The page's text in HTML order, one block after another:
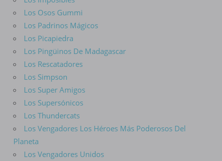
Los Osos Gummi
Los Padrinos Mágicos
Los Picapiedra
Los Pingüinos De Madagascar
Los Rescatadores
Los Simpson
Los Super Amigos
Los Supersónicos
Los Thundercats
Los Vengadores Los Héroes Más Poderosos Del
Planeta
Los Vengadores Unidos